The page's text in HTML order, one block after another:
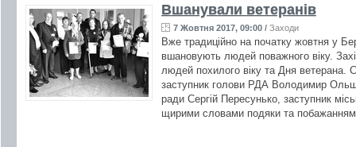
Вшанували ветеранів
7 Жовтня 2017, 09:00 / Заходи
Вже традиційно на початку жовтня у
вшановують людей поважного віку.
людей похилого віку та Дня ветерана.
заступник голови РДА Володимир
ради Сергій Пересунько, заступник
щирими словами подяки та